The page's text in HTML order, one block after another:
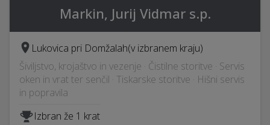
Markin, Jurij Vidmar s.p.
Lukovica pri Domžalah(v izbranem kraju)
Šiviljstvo, krojaštvo in vezenje · Čistilne storitve · Servis
oken in vrat ter senčil · Tiskarske storitve · Hišni servis
in popravila
Izbran že 1 krat